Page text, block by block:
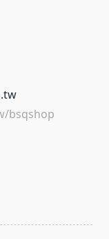
bsqshop